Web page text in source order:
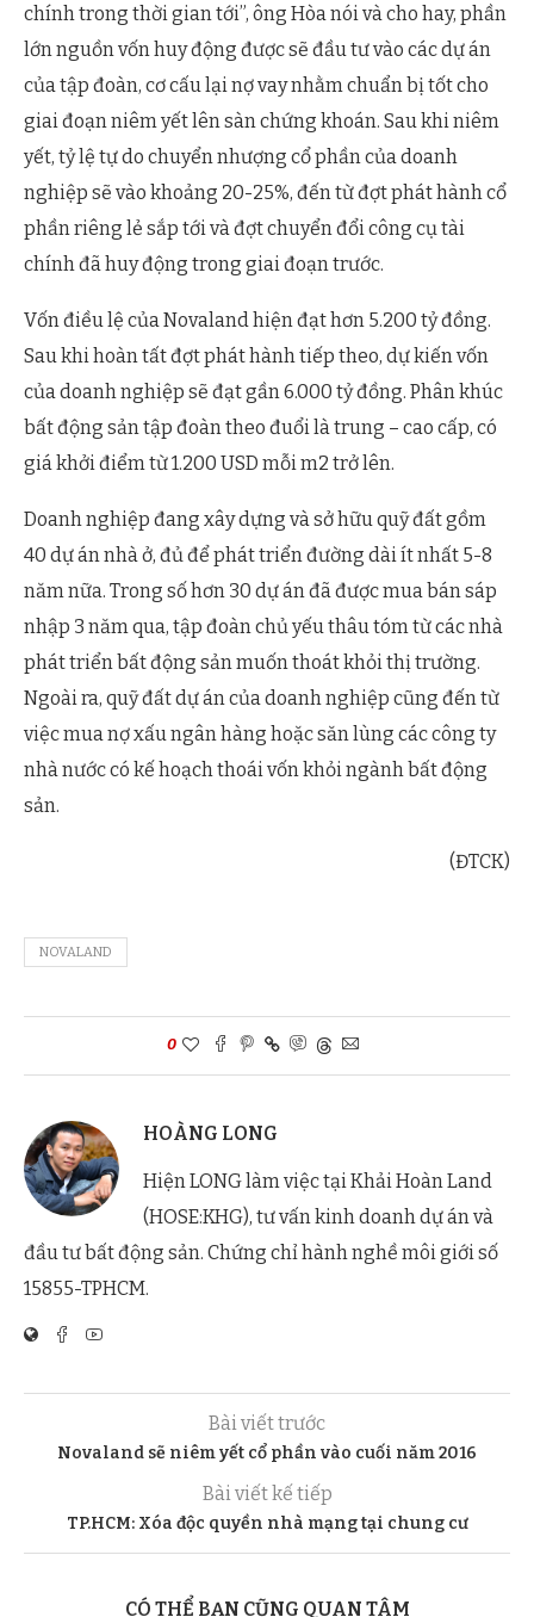
chính trong thời gian tới”, ông Hòa nói và cho hay, phần
lớn nguồn vốn huy động được sẽ đầu tư vào các dự án
của tập đoàn, cơ cấu lại nợ vay nhằm chuẩn bị tốt cho
giai đoạn niêm yết lên sàn chứng khoán. Sau khi niêm
yết, tỷ lệ tự do chuyển nhượng cổ phần của doanh
nghiệp sẽ vào khoảng 20-25%, đến từ đợt phát hành cổ
phần riêng lẻ sắp tới và đợt chuyển đổi công cụ tài
chính đã huy động trong giai đoạn trước.
Vốn điều lệ của Novaland hiện đạt hơn 5.200 tỷ đồng.
Sau khi hoàn tất đợt phát hành tiếp theo, dự kiến vốn
của doanh nghiệp sẽ đạt gần 6.000 tỷ đồng. Phân khúc
bất động sản tập đoàn theo đuổi là trung – cao cấp, có
giá khởi điểm từ 1.200 USD mỗi m2 trở lên.
Doanh nghiệp đang xây dựng và sở hữu quỹ đất gồm
40 dự án nhà ở, đủ để phát triển đường dài ít nhất 5-8
năm nữa. Trong số hơn 30 dự án đã được mua bán sáp
nhập 3 năm qua, tập đoàn chủ yếu thâu tóm từ các nhà
phát triển bất động sản muốn thoát khỏi thị trường.
Ngoài ra, quỹ đất dự án của doanh nghiệp cũng đến từ
việc mua nợ xấu ngân hàng hoặc săn lùng các công ty
nhà nước có kế hoạch thoái vốn khỏi ngành bất động
sản.
(ĐTCK)
NOVALAND
0
HOÀNG LONG
Hiện LONG làm việc tại Khải Hoàn Land
(HOSE:KHG), tư vấn kinh doanh dự án và
đầu tư bất động sản. Chứng chỉ hành nghề môi giới số
15855-TPHCM.
Bài viết trước
Novaland sẽ niêm yết cổ phần vào cuối năm 2016
Bài viết kế tiếp
TP.HCM: Xóa độc quyền nhà mạng tại chung cư
CÓ THỂ BẠN CŨNG QUAN TÂM